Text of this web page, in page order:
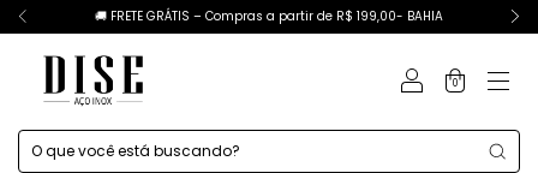
🚚 FRETE GRÁTIS – Compras a partir de R$ 199,00- BAHIA
0